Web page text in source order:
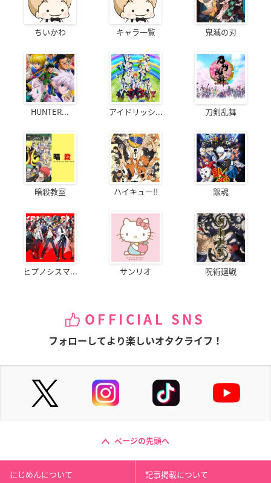
ちいかわ キャラ一覧 鬼滅の刃
HUNTER... アイドリッシ... 刀剣乱舞
暗殺教室 ハイキュー!! 銀魂
ヒプノシスマ... サンリオ 呪術廻戦
OFFICIAL SNS
フォローしてより楽しいオタクライフ！
ページの先頭へ
にじめんについて 記事掲載について